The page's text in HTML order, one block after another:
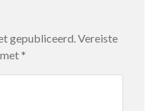
gepubliceerd.Vereiste
*